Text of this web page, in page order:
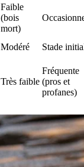
Faible
(bois
mort)
Modéré
Stade
Très faible
Fréquente
(pros et
profanes)